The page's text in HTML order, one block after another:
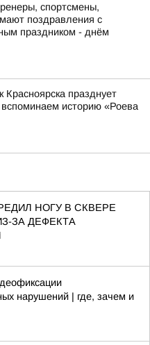
спортсмены,
поздравления с
праздником - днём
Красноярска празднует
историю «Роева
НОГУ В СКВЕРЕ
ЗА ДЕФЕКТА
нарушений | где, зачем и